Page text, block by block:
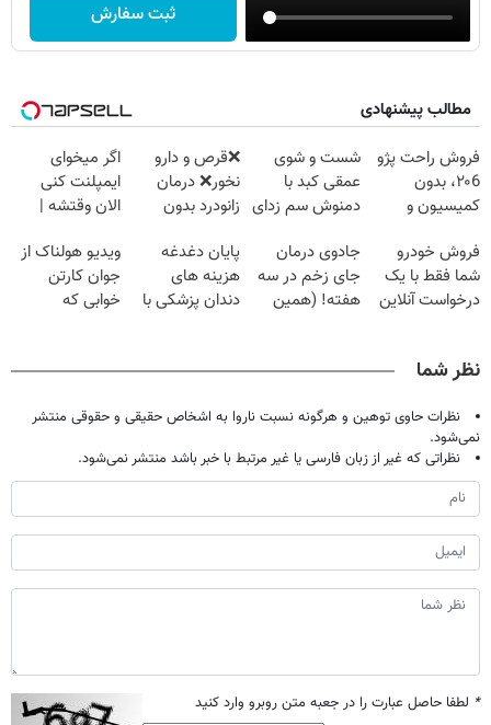
ثبت سفارش
مطالب پیشنهادی
فروش راحت پژو
۲۰6، بدون
کمیسیون و
شست و شوی
عمقی کبد با
دمنوش سم زدای
❌قرص‌ و دارو
نخور❌ درمان
زانودرد بدون
اگر میخوای
ایمپلنت کنی
الان وقتشه |
میلیون تومان!!!
فروش خودرو
شما فقط با یک
درخواست آنلاین
جادوی درمان
جای زخم در سه
هفته! (همین
پایان دغدغه
هزینه های
دندان پزشکی با
ویدیو هولناک از
جوان کارتن
خوابی که
نظر شما
نظرات حاوی توهین و هرگونه نسبت ناروا به اشخاص حقیقی و حقوقی منتشر
نمی‌شود.
نظراتی که غیر از زبان فارسی یا غیر مرتبط با خبر باشد منتشر نمی‌شود.
* لطفا حاصل عبارت را در جعبه متن روبرو وارد کنید